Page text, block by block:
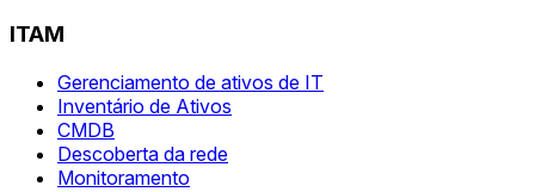
ITAM
Gerenciamento de ativos de IT
Inventário de Ativos
CMDB
Descoberta da rede
Monitoramento